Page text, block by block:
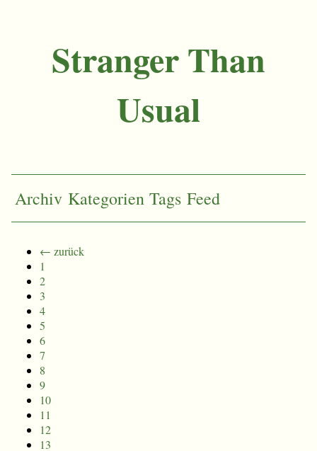
Stranger Than
Usual
Archiv Kategorien Tags Feed
← zurück
1
2
3
4
5
6
7
8
9
10
11
12
13